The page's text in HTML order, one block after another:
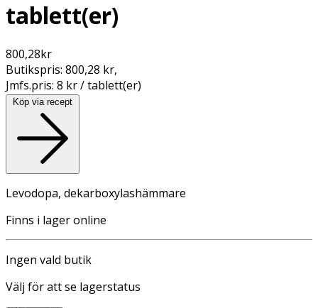
tablett(er)
800,28kr
Butikspris: 800,28 kr,
Jmfs.pris: 8 kr / tablett(er)
Köp via recept
Levodopa, dekarboxylashämmare
Finns i lager online
Ingen vald butik
Välj för att se lagerstatus